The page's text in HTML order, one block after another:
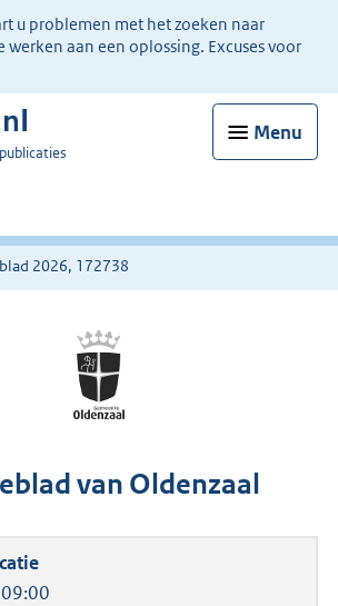
u problemen met het zoeken naar
werken aan een oplossing. Excuses voor
Menu
2026, 172738
van Oldenzaal